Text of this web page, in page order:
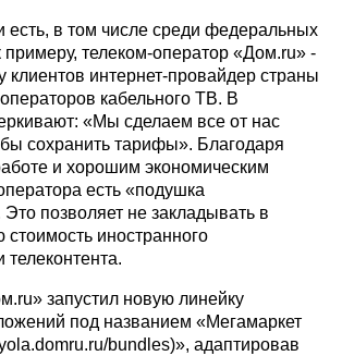
есть, в том числе среди федеральных
примеру, телеком-оператор «Дом.ru» -
клиентов интернет-провайдер страны
кабельного ТВ. В
«Мы сделаем все от нас
сохранить тарифы». Благодаря
и хорошим экономическим
есть «подушка
Это позволяет не закладывать в
иностранного
запустил новую линейку
под названием «Мегамаркет
bundles)», адаптировав